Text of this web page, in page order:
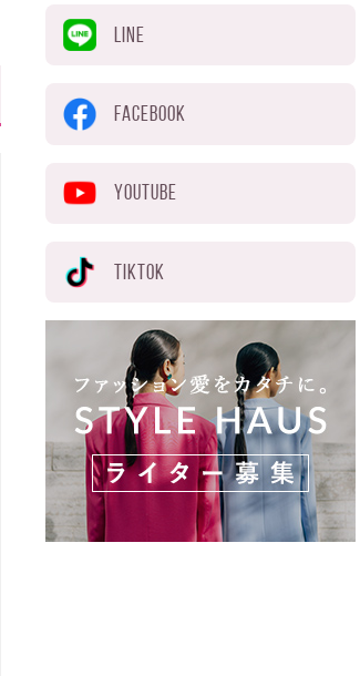
LINE
FACEBOOK
YOUTUBE
TIKTOK